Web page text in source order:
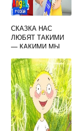
СКАЗКА НАС
ЛЮБЯТ ТАКИМИ
— КАКИМИ МЫ